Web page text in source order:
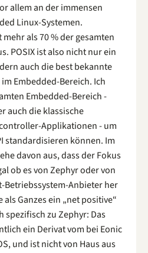
allem an der immensen
Linux-Systemen.
als 70 % der gesamten
POSIX ist also nicht nur ein
auch die best bekannte
Embedded-Bereich. Ich
Embedded-Bereich -
auch die klassische
Applikationen - um
standardisieren können. Im
davon aus, dass der Fokus
ob es von Zephyr oder von
Betriebssystem-Anbieter her
Ganzes ein „net positive“
spezifisch zu Zephyr: Das
ein Derivat vom bei Eonic
und ist nicht von Haus aus